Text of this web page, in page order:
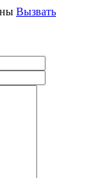
Вызвать